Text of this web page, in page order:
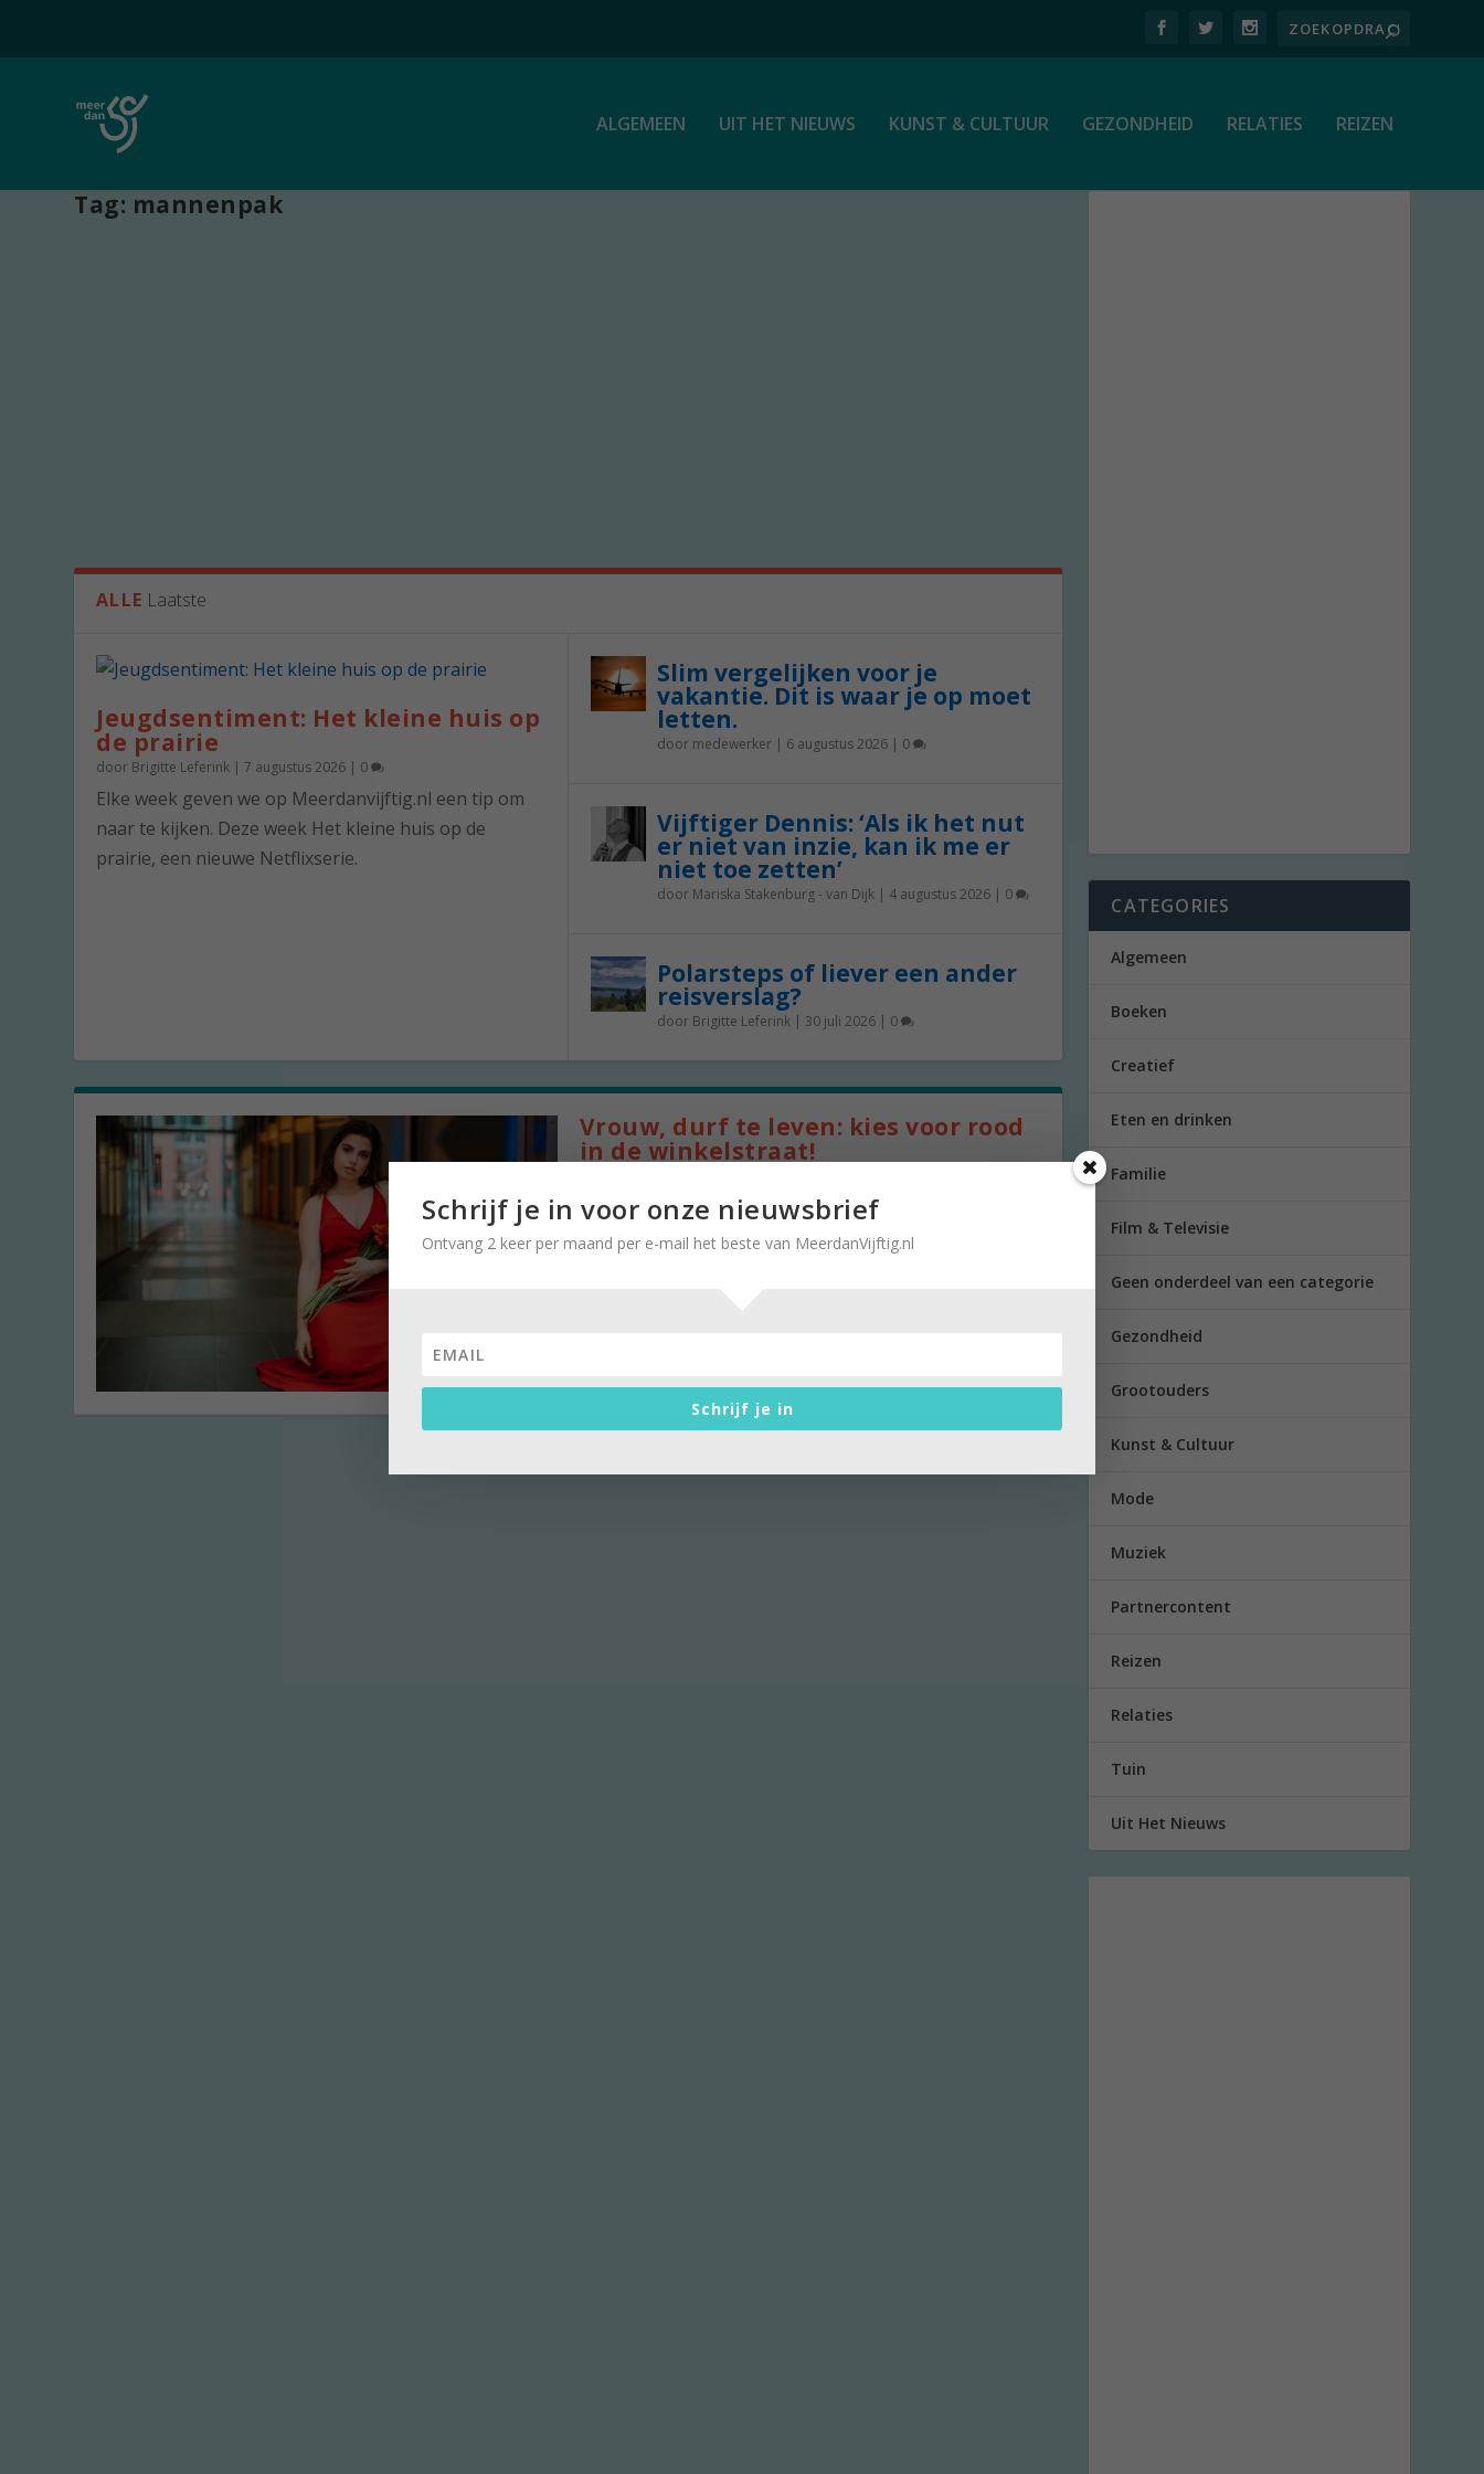
ALGEMEEN UIT HET NIEUWS KUNST & CULTUUR GEZONDHEID RELATIES REIZEN
Tag: mannenpak
ALLE Laatste
Jeugdsentiment: Het kleine huis op
de prairie
door Brigitte Leferink |7 augustus 2026 | 0
Elke week geven we op Meerdanvijftig.nl een tip om
naar te kijken. Deze week Het kleine huis op de
prairie, een nieuwe Netflixserie.
Slim vergelijken voor je
vakantie. Dit is waar je op moet
letten.
door medewerker| 6 augustus 2026| 0
Vijftiger Dennis: ‘Als ik het nut
er niet van inzie, kan ik me er
niet toe zetten’
door Mariska Stakenburg - van Dijk| 4 augustus 2026| 0
Polarsteps of liever een ander
reisverslag?
door Brigitte Leferink| 30 juli 2026| 0
Vrouw, durf te leven: kies voor rood
in de winkelstraat!
Zeg Hugo Boss tegen me en ik denk niet aan geurtjes
of aan kleding voor mannen. Ik denk aan het...
CATEGORIES
Algemeen
Boeken
Creatief
Eten en drinken
Familie
Film & Televisie
Geen onderdeel van een categorie
Gezondheid
Grootouders
Kunst & Cultuur
Mode
Muziek
Partnercontent
Reizen
Relaties
Tuin
Uit Het Nieuws
Schrijf je in voor onze nieuwsbrief
Ontvang 2 keer per maand per e-mail het beste van MeerdanVijftig.nl
Schrijf je in